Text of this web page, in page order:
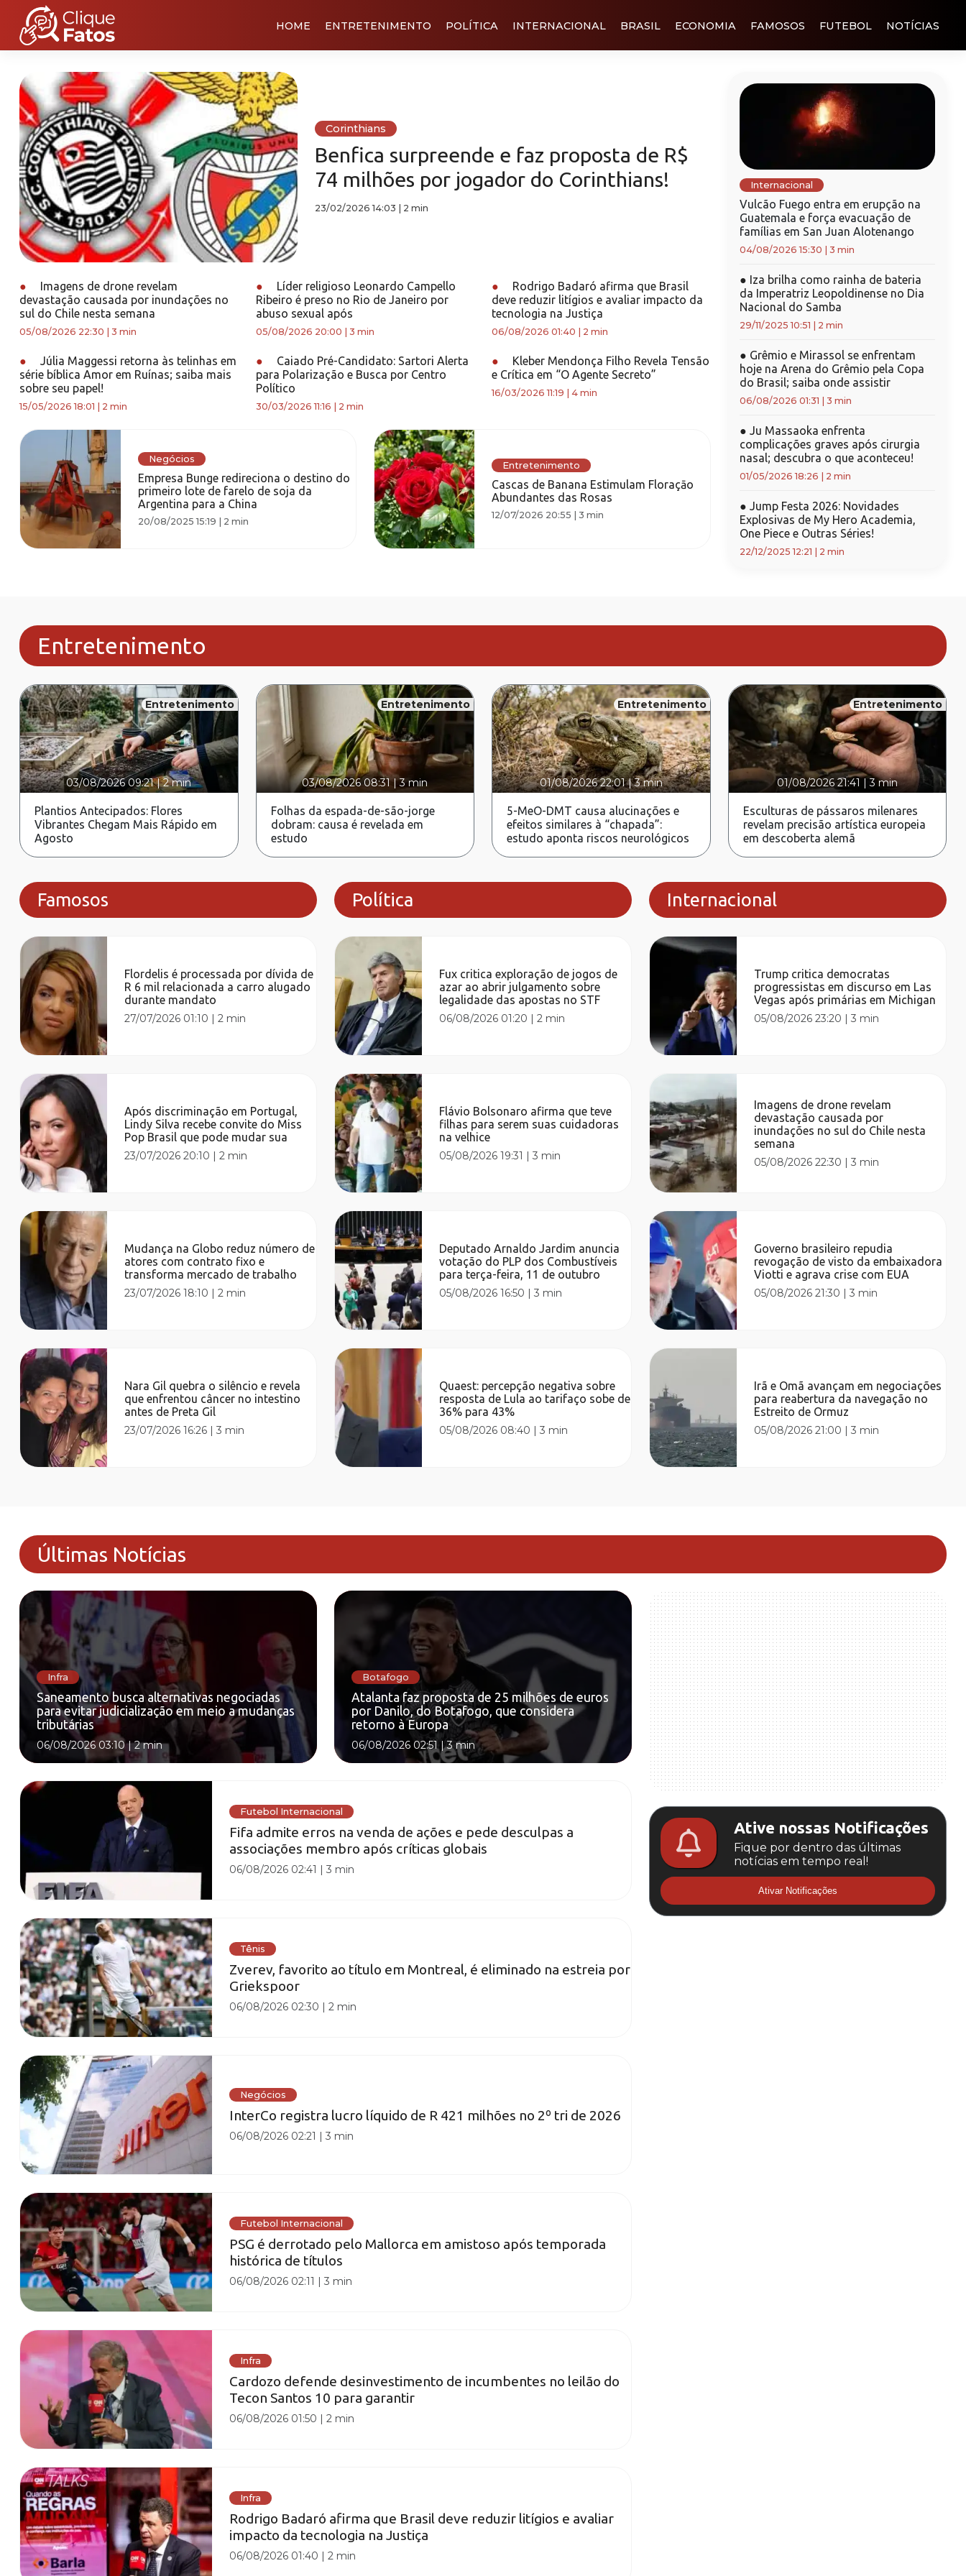
HOME ENTRETENIMENTO POLÍTICA INTERNACIONAL BRASIL ECONOMIA FAMOSOS FUTEBOL NOTÍCIAS
Corinthians
Benfica surpreende e faz proposta de R$
74 milhões por jogador do Corinthians!
23/02/2026 14:03 2 min
●
Imagens de drone revelam
devastação causada por inundações no
sul do Chile nesta semana
05/08/2026 22:30 3 min
●
Líder religioso Leonardo Campello
Ribeiro é preso no Rio de Janeiro por
abuso sexual após
05/08/2026 20:00 3 min
●
Rodrigo Badaró afirma que Brasil
deve reduzir litígios e avaliar impacto da
tecnologia na Justiça
06/08/2026 01:40 2 min
●
Júlia Maggessi retorna às telinhas em
série bíblica Amor em Ruínas; saiba mais
sobre seu papel!
15/05/2026 18:01 2 min
●
Caiado Pré-Candidato: Sartori Alerta
para Polarização e Busca por Centro
Político
30/03/2026 11:16 2 min
●
Kleber Mendonça Filho Revela Tensão
e Crítica em “O Agente Secreto”
16/03/2026 11:19 4 min
Negócios
Empresa Bunge redireciona o destino do
primeiro lote de farelo de soja da
Argentina para a China
20/08/2025 15:19 | 2 min
Entretenimento
Cascas de Banana Estimulam Floraçāo
Abundantes das Rosas
12/07/2026 20:55 |3 min
Internacional
Vulcão Fuego entra em erupção na
Guatemala e força evacuação de
famílias em San Juan Alotenango
04/08/2026 15:30 3 min
● Iza brilha como rainha de bateria
da Imperatriz Leopoldinense no Dia
Nacional do Samba
29/11/2025 10:51 2 min
● Grêmio e Mirassol se enfrentam
hoje na Arena do Grêmio pela Copa
do Brasil; saiba onde assistir
06/08/2026 01:31 3 min
● Ju Massaoka enfrenta
complicações graves após cirurgia
nasal; descubra o que aconteceu!
01/05/2026 18:26 2 min
● Jump Festa 2026: Novidades
Explosivas de My Hero Academia,
One Piece e Outras Séries!
22/12/2025 12:21 2 min
Entretenimento
Entretenimento
03/08/2026 09:21|2 min
Plantios Antecipados: Flores
Vibrantes Chegam Mais Rápido em
Agosto
Entretenimento
03/08/2026 08:31|3 min
Folhas da espada-de-são-jorge
dobram: causa é revelada em
estudo
Entretenimento
01/08/2026 22:01|3 min
5-MeO-DMT causa alucinações e
efeitos similares à “chapada”:
estudo aponta riscos neurológicos
Entretenimento
01/08/2026 21:41 |3 min
Esculturas de pássaros milenares
revelam precisão artística europeia
em descoberta alemã
Famosos
Flordelis é processada por dívida de
R 6 mil relacionada a carro alugado
durante mandato
27/07/2026 01:10 |2 min
Após discriminação em Portugal,
Lindy Silva recebe convite do Miss
Pop Brasil que pode mudar sua
23/07/2026 20:10 |2 min
Mudança na Globo reduz número de
atores com contrato fixo e
transforma mercado de trabalho
23/07/2026 18:10 |2 min
Nara Gil quebra o silêncio e revela
que enfrentou câncer no intestino
antes de Preta Gil
23/07/2026 16:26 |3 min
Política
Fux critica exploração de jogos de
azar ao abrir julgamento sobre
legalidade das apostas no STF
06/08/2026 01:20 |2 min
Flávio Bolsonaro afirma que teve
filhas para serem suas cuidadoras
na velhice
05/08/2026 19:31 |3 min
Deputado Arnaldo Jardim anuncia
votação do PLP dos Combustíveis
para terça-feira, 11 de outubro
05/08/2026 16:50 |3 min
Quaest: percepção negativa sobre
resposta de Lula ao tarifaço sobe de
36% para 43%
05/08/2026 08:40 |3 min
Internacional
Trump critica democratas
progressistas em discurso em Las
Vegas após primárias em Michigan
05/08/2026 23:20 |3 min
Imagens de drone revelam
devastação causada por
inundações no sul do Chile nesta
semana
05/08/2026 22:30 |3 min
Governo brasileiro repudia
revogação de visto da embaixadora
Viotti e agrava crise com EUA
05/08/2026 21:30 |3 min
Irã e Omã avançam em negociações
para reabertura da navegação no
Estreito de Ormuz
05/08/2026 21:00 |3 min
Últimas Notícias
Infra
Saneamento busca alternativas negociadas
para evitar judicialização em meio a mudanças
tributárias
06/08/2026 03:10|2 min
Botafogo
Atalanta faz proposta de 25 milhões de euros
por Danilo, do Botafogo, que considera
retorno à Europa
06/08/2026 02:51 |3 min
Futebol Internacional
Fifa admite erros na venda de ações e pede desculpas a
associações membro após críticas globais
06/08/2026 02:41 |3 min
Tênis
Zverev, favorito ao título em Montreal, é eliminado na estreia por
Griekspoor
06/08/2026 02:30 |2 min
Negócios
InterCo registra lucro líquido de R 421 milhões no 2º tri de 2026
06/08/2026 02:21 |3 min
Futebol Internacional
PSG é derrotado pelo Mallorca em amistoso após temporada
histórica de títulos
06/08/2026 02:11 |3 min
Infra
Cardozo defende desinvestimento de incumbentes no leilão do
Tecon Santos 10 para garantir
06/08/2026 01:50 |2 min
Infra
Rodrigo Badaró afirma que Brasil deve reduzir litígios e avaliar
impacto da tecnologia na Justiça
06/08/2026 01:40 |2 min
Ative nossas Notificações
Fique por dentro das últimas
notícias em tempo real!
Ativar Notificações